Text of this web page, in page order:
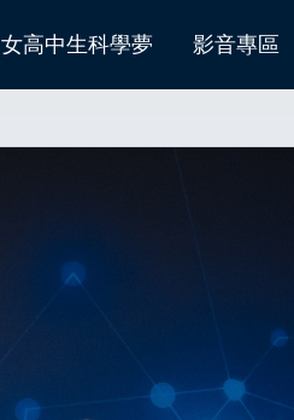
女高中生科學夢 影音專區